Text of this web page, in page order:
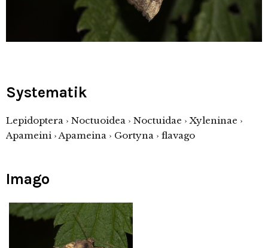
Systematik
Lepidoptera › Noctuoidea › Noctuidae › Xyleninae ›
Apameini › Apameina › Gortyna › flavago
Imago